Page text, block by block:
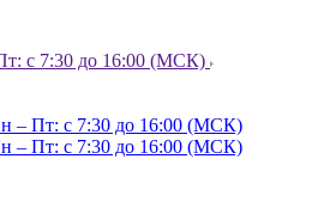
с 7:30 до 16:00 (МСК)
– Пт: с 7:30 до 16:00 (МСК)
– Пт: с 7:30 до 16:00 (МСК)